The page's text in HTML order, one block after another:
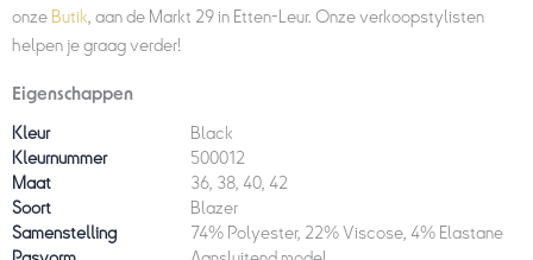
onze Butik, aan de Markt 29 in Etten-Leur. Onze verkoopstylisten
helpen je graag verder!
Eigenschappen
Kleur
Black
Kleurnummer
500012
Maat
36, 38, 40, 42
Soort
Blazer
Samenstelling
74% Polyester, 22% Viscose, 4% Elastane